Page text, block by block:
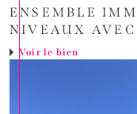
ENSEMBLE
NIVEAUX
Voir le bien